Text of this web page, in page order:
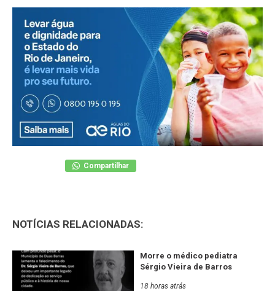
Compartilhar
NOTÍCIAS RELACIONADAS:
Morre o médico pediatra
Sérgio Vieira de Barros
18 horas atrás